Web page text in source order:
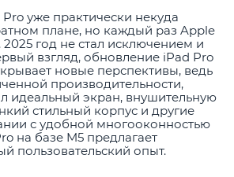
уже практически некуда
плане, но каждый раз Apple
2025 год не стал исключением и
взгляд, обновление iPad Pro
новые перспективы, ведь
производительности,
идеальный экран, внушительную
стильный корпус и другие
с удобной многооконностью
на базе M5 предлагает
пользовательский опыт.